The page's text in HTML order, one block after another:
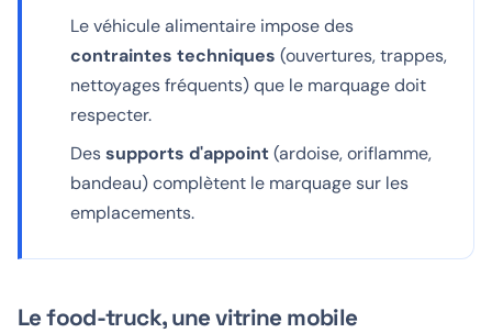
Le véhicule alimentaire impose des
contraintes techniques (ouvertures, trappes,
nettoyages fréquents) que le marquage doit
respecter.
Dessupports d'appoint(ardoise, oriflamme,
bandeau) complètent le marquage sur les
emplacements.
Le food-truck, une vitrine mobile